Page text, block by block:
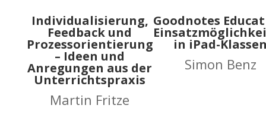
Individualisierung,
Feedback und
Prozessorientierung
– Ideen und
Anregungen aus der
Unterrichtspraxis
Martin Fritze
Goodnotes
in iPad-
Simon Benz